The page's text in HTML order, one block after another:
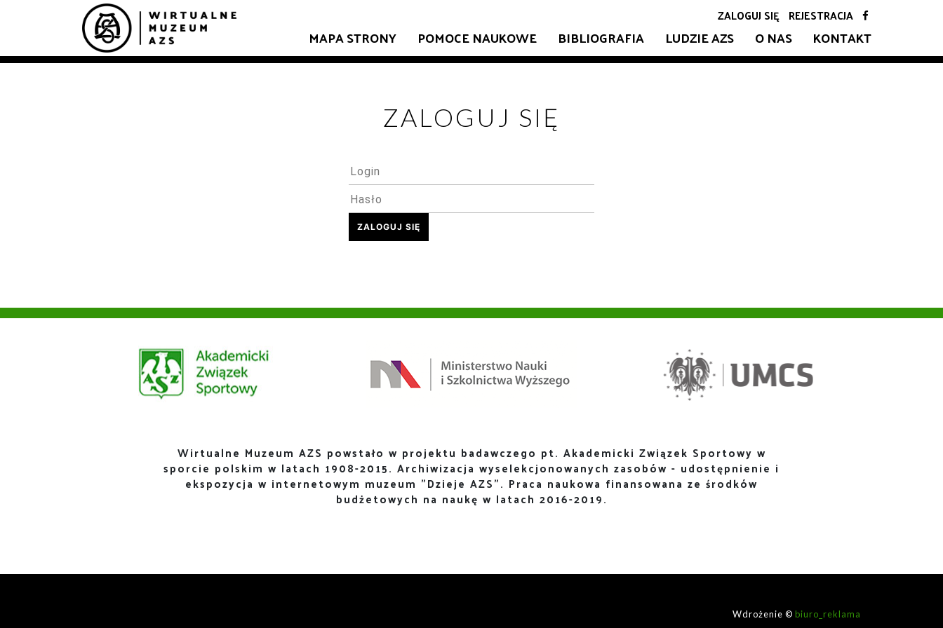
ZALOGUJ SIĘ REJESTRACJA
MAPA STRONY POMOCE NAUKOWE BIBLIOGRAFIA LUDZIE AZS O NAS KONTAKT
ZALOGUJ SIĘ
Wirtualne Muzeum AZS powstało w projektu badawczego pt. Akademicki Związek Sportowy w
sporcie polskim w latach 1908-2015. Archiwizacja wyselekcjonowanych zasobów - udostępnienie i
ekspozycja w internetowym muzeum "Dzieje AZS". Praca naukowa finansowana ze środków
budżetowych na naukę w latach 2016-2019.
Wdrożenie © biuro_reklama